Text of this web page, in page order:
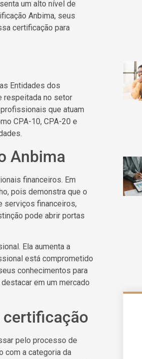
um alto nível de
Anbima, seus
certificação para
Entidades dos
respeitada no setor
que atuam
CPA-10, CPA-20 e
Anbima
financeiros. Em
pois demonstra que o
serviços financeiros,
pode abrir portas
Ela aumenta a
está comprometido
conhecimentos para
em um mercado
certificação
pelo processo de
com a categoria da